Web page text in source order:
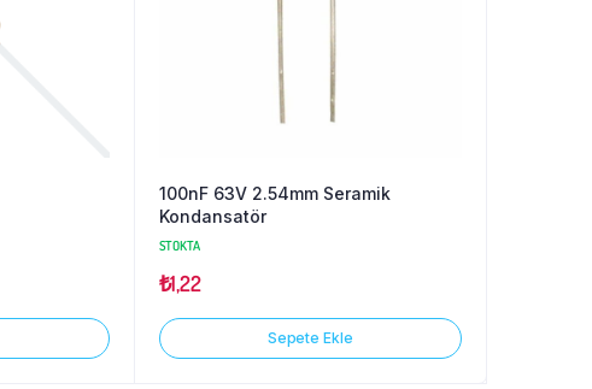
100nF 63V 2.54mm Seramik
Kondansatör
STOKTA
₺1,22
Sepete Ekle